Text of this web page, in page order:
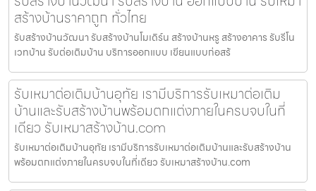
สร้างบ้านราคาถูก ทั่วไทย
รับสร้างบ้านวัฒนา รับสร้างบ้านโมเดิร์น สร้างบ้านหรู สร้างอาคาร รับรีโน
เวทบ้าน รับต่อเติมบ้าน บริการออกแบบ เขียนแบบก่อสร้
รับเหมาต่อเติมบ้านอุทัย เรามีบริการรับเหมาต่อเติม
บ้านและรับสร้างบ้านพร้อมตกแต่งภายในครบจบในที่
เดียว รับเหมาสร้างบ้าน.com
รับเหมาต่อเติมบ้านอุทัย เรามีบริการรับเหมาต่อเติมบ้านและรับสร้างบ้าน
พร้อมตกแต่งภายในครบจบในที่เดียว รับเหมาสร้างบ้าน.com